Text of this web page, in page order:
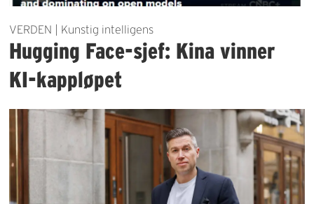
VERDEN | Kunstig intelligens
Hugging Face-sjef: Kina vinner
KI-kappløpet